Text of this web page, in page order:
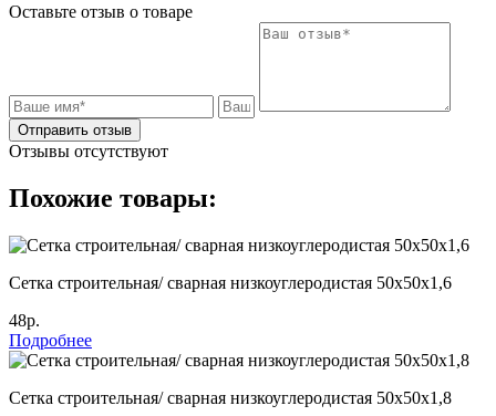
Оставьте отзыв о товаре
Отправить отзыв
Отзывы отсутствуют
Похожие товары:
Сетка строительная/ сварная низкоуглеродистая 50х50х1,6
48р.
Подробнее
Сетка строительная/ сварная низкоуглеродистая 50х50х1,8